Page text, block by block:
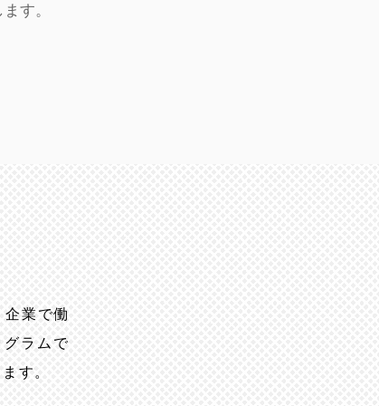
す。
業で働
ラムで
す。